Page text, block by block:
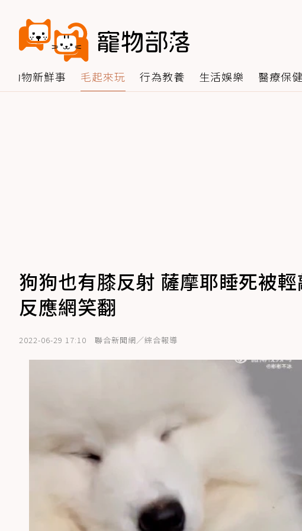
動物新鮮事 毛起來玩 行為教養 生活娛樂 醫療保健
狗狗也有膝反射 薩摩耶睡死被
反應網笑翻
2022-06-29 17:10 聯合新聞網／綜合報導